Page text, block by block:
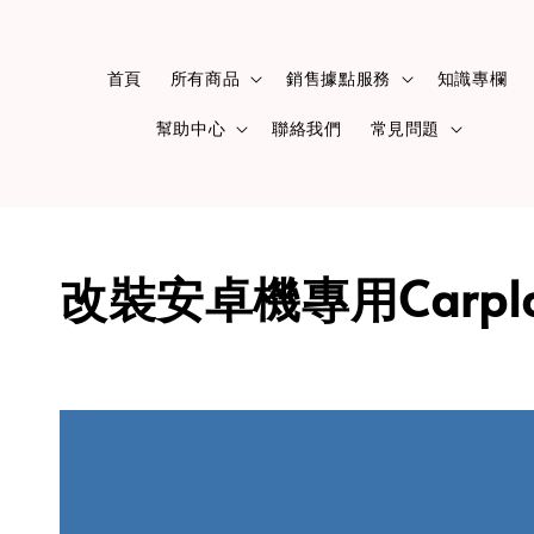
首頁 所有商品 銷售據點服務 知識專欄
幫助中心 聯絡我們 常見問題
改裝安卓機專用